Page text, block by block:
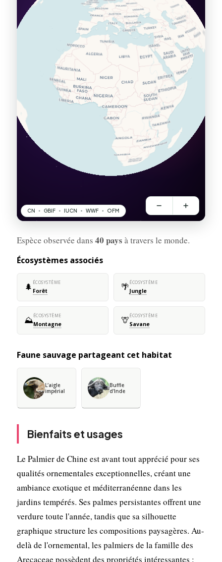
Espèce observée dans 40 pays à travers le monde.
Écosystèmes associés
🌲 ÉCOSYSTÈME
Forêt 🌴ÉCOSYSTÈME
Jungle
⛰️ÉCOSYSTÈME
Montagne 🦒ÉCOSYSTÈME
Savane
Faune sauvage partageant cet habitat
L’aigle
impérial
Buffle
d'Inde
Bienfaits et usages
Le Palmier de Chine est avant tout apprécié pour ses
qualités ornementales exceptionnelles, créant une
ambiance exotique et méditerranéenne dans les
jardins tempérés. Ses palmes persistantes offrent une
verdure toute l'année, tandis que sa silhouette
graphique structure les compositions paysagères. Au-
delà de l'ornemental, les palmiers de la famille des
Arecaceae possèdent des propriétés intéressantes :